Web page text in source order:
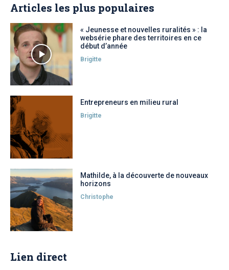
Articles les plus populaires
« Jeunesse et nouvelles ruralités » : la
websérie phare des territoires en ce
début d’année
Brigitte
Entrepreneurs en milieu rural
Brigitte
Mathilde, à la découverte de nouveaux
horizons
Christophe
Lien direct